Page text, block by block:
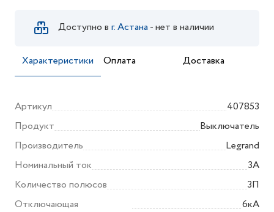
Доступно в г. Астана - нет в наличии
Характеристики Оплата Доставка
Артикул
407853
Продукт
Выключатель
Производитель
Legrand
Номинальный ток
3А
Количество полюсов
3П
Отключающая
6кА